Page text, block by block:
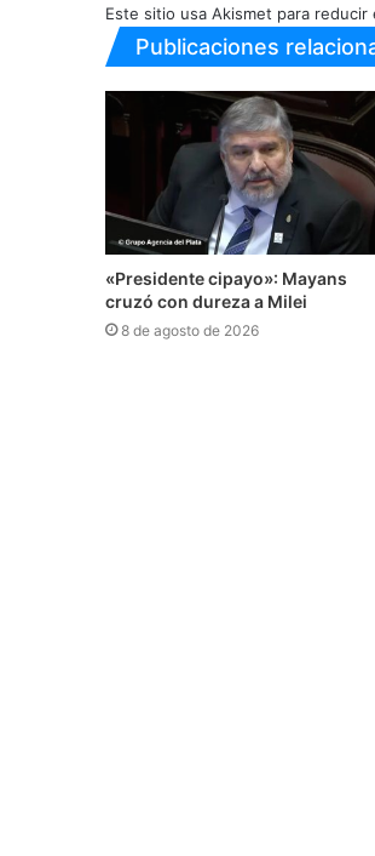
Este sitio usa Akismet para reducir
Publicaciones
«Presidente cipayo»: Mayans
cruzó con dureza a Milei
8 de agosto de 2026